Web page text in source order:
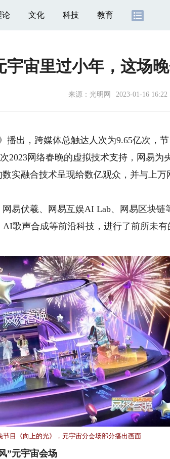
论 文化 科技 教育
宇宙里过小年，这场晚
来源：光明网 2023-01-16 16:22
出，跨媒体总触达人次为9.65亿次，
2023网络春晚的虚拟技术支持，网易为
实融合技术呈现给数亿观众，并与上万
伏羲、网易互娱AI Lab、网易区块链
歌声合成等前沿科技，进行了前所未有
目《向上的光》，元宇宙分会场部分播出画面
”元宇宙会场